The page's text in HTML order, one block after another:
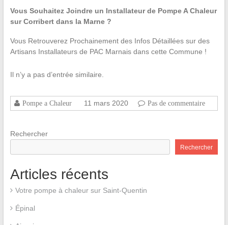
Vous Souhaitez Joindre un Installateur de Pompe A Chaleur
sur Corribert dans la Marne ?
Vous Retrouverez Prochainement des Infos Détaillées sur des
Artisans Installateurs de PAC Marnais dans cette Commune !
Il n’y a pas d’entrée similaire.
Pompe a Chaleur 11 mars 2020 Pas de commentaire
Rechercher
Rechercher
Articles récents
Votre pompe à chaleur sur Saint-Quentin
Épinal